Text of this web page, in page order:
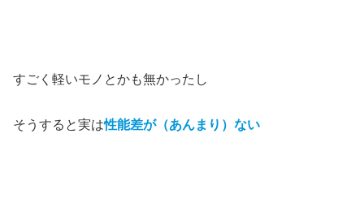
すごく軽いモノとかも無かったし
そうすると実は性能差が（あんまり）ない